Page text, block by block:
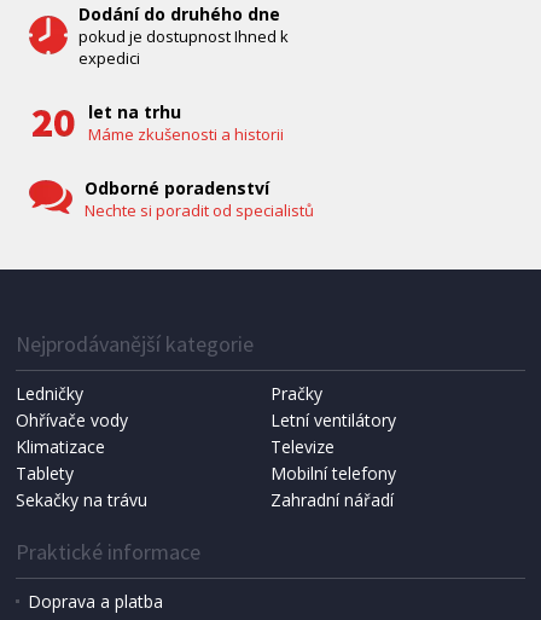
NÁHRADNÍ SÁČKY DO VYSAVAČE
Koma KRA-SB02S (Multi Bag, S-BAG SMS)
Dodání do druhého dne
pokud je dostupnost Ihned k
expedici
let na trhu
Máme zkušenosti a historii
Odborné poradenství
Nechte si poradit od specialistů
Nejprodávanější kategorie
Ledničky
Pračky
Ohřívače vody
Letní ventilátory
Klimatizace
Televize
Tablety
Mobilní telefony
Sekačky na trávu
Zahradní nářadí
Praktické informace
Doprava a platba